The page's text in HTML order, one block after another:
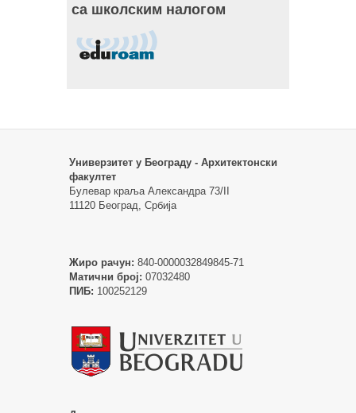
са школским налогом
Универзитет у Београду - Архитектонски
факултет
Булевар краља Александра 73/II
11120 Београд, Србија
Жиро рачун: 840-0000032849845-71
Матични број: 07032480
ПИБ: 100252129